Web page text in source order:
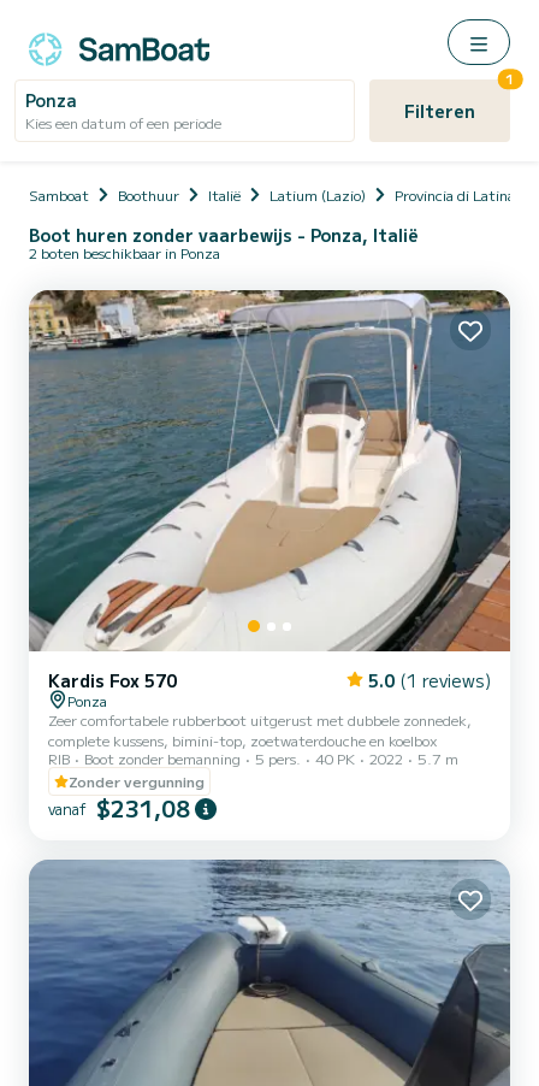
Ponza
Kies een datum of een periode Filteren
1
Samboat Boothuur Italië Latium (Lazio) Provincia di Latina
Boot huren zonder vaarbewijs - Ponza, Italië
2 boten beschikbaar in Ponza
Kardis Fox 570 5.0 (1 reviews)
Ponza
Zeer comfortabele rubberboot uitgerust met dubbele zonnedek,
complete kussens, bimini-top, zoetwaterdouche en koelbox
RIB
Boot zonder bemanning 5 pers. 40 PK 2022
5.7 m
Zonder vergunning
vanaf $231,08